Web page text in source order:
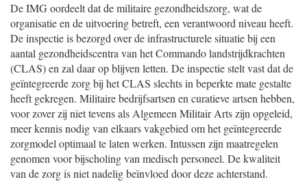
De IMG oordeelt dat de militaire gezondheidszorg, wat de
organisatie en de uitvoering betreft, een verantwoord niveau heeft.
De inspectie is bezorgd over de infrastructurele situatie bij een
aantal gezondheidscentra van het Commando landstrijdkrachten
(CLAS) en zal daar op blijven letten. De inspectie stelt vast dat de
geïntegreerde zorg bij het CLAS slechts in beperkte mate gestalte
heeft gekregen. Militaire bedrijfsartsen en curatieve artsen hebben,
voor zover zij niet tevens als Algemeen Militair Arts zijn opgeleid,
meer kennis nodig van elkaars vakgebied om het geïntegreerde
zorgmodel optimaal te laten werken. Intussen zijn maatregelen
genomen voor bijscholing van medisch personeel. De kwaliteit
van de zorg is niet nadelig beïnvloed door deze achterstand.